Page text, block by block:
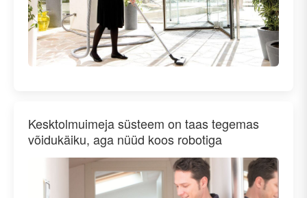
Kesktolmuimeja süsteem on taas tegemas
võidukäiku, aga nüüd koos robotiga